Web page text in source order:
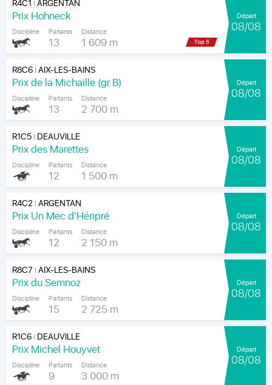
R4C1 |ARGENTAN
Prix Hohneck
Discipline Partants
13
Distance
1 609 m
Départ
08/08
R8C6|AIX-LES-BAINS
Prix de la Michaille (gr B)
Discipline Partants
13
Distance
2 700 m
Départ
08/08
R1C5| DEAUVILLE
Prix des Marettes
Discipline Partants
12
Distance
1 500 m
Départ
08/08
R4C2|ARGENTAN
Prix Un Mec d'Héripré
Discipline Partants
12
Distance
2 150 m
Départ
08/08
R8C7 |AIX-LES-BAINS
Prix du Semnoz
Discipline Partants
15
Distance
2 725 m
Départ
08/08
R1C6| DEAUVILLE
Prix Michel Houyvet
Discipline Partants
9
Distance
3 000 m
Départ
08/08